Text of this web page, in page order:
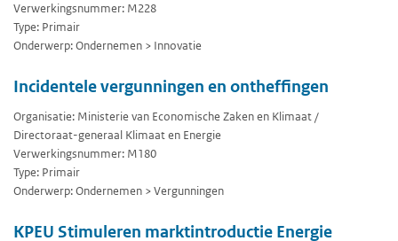
Verwerkingsnummer: M228
Type: Primair
Onderwerp: Ondernemen > Innovatie
Incidentele vergunningen en ontheffingen
Organisatie: Ministerie van Economische Zaken en Klimaat /
Directoraat-generaal Klimaat en Energie
Verwerkingsnummer: M180
Type: Primair
Onderwerp: Ondernemen > Vergunningen
KPEU Stimuleren marktintroductie Energie